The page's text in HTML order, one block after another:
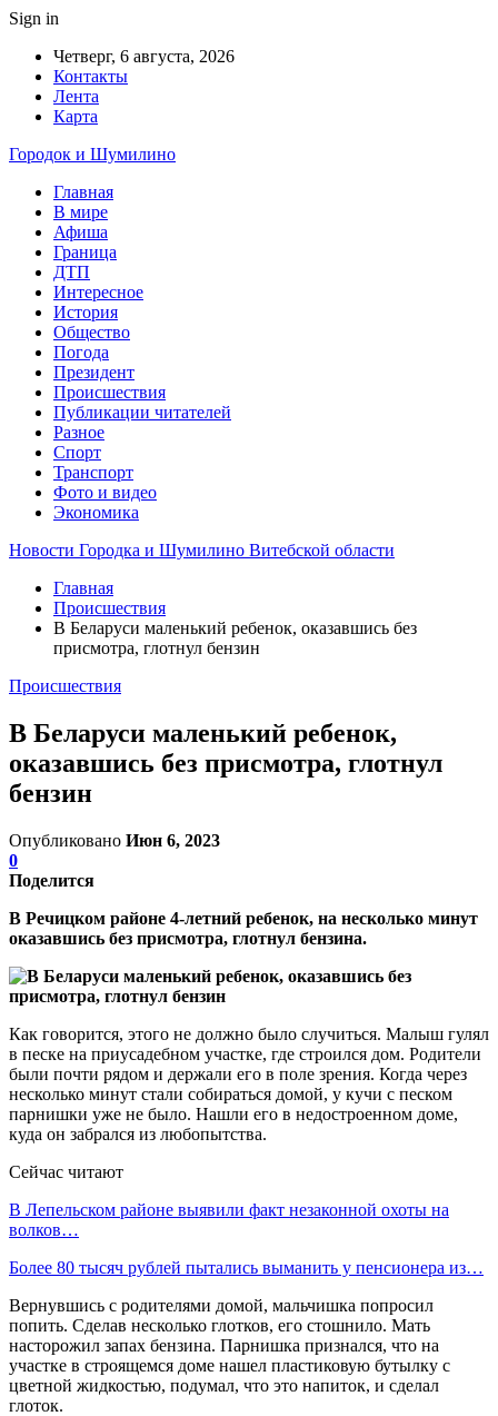
Sign in
Четверг, 6 августа, 2026
Контакты
Лента
Карта
Городок и Шумилино
Главная
В мире
Афиша
Граница
ДТП
Интересное
История
Общество
Погода
Президент
Происшествия
Публикации читателей
Разное
Спорт
Транспорт
Фото и видео
Экономика
Новости Городка и Шумилино Витебской области
Главная
Происшествия
В Беларуси маленький ребенок, оказавшись без
присмотра, глотнул бензин
Происшествия
В Беларуси маленький ребенок,
оказавшись без присмотра, глотнул
бензин
Опубликовано Июн 6, 2023
0
Поделится
В Речицком районе 4-летний ребенок, на несколько минут
оказавшись без присмотра, глотнул бензина.
Как говорится, этого не должно было случиться. Малыш гулял
в песке на приусадебном участке, где строился дом. Родители
были почти рядом и держали его в поле зрения. Когда через
несколько минут стали собираться домой, у кучи с песком
парнишки уже не было. Нашли его в недостроенном доме,
куда он забрался из любопытства.
Сейчас читают
В Лепельском районе выявили факт незаконной охоты на
волков…
Более 80 тысяч рублей пытались выманить у пенсионера из…
Вернувшись с родителями домой, мальчишка попросил
попить. Сделав несколько глотков, его стошнило. Мать
насторожил запах бензина. Парнишка признался, что на
участке в строящемся доме нашел пластиковую бутылку с
цветной жидкостью, подумал, что это напиток, и сделал
глоток.